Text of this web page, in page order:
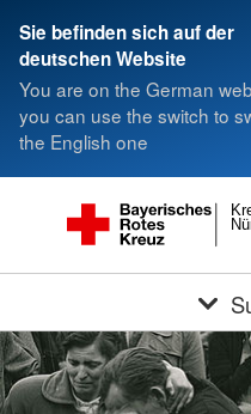
Sie befinden sich auf der
deutschen Website
You are on the German
you can use the switch to
the English one